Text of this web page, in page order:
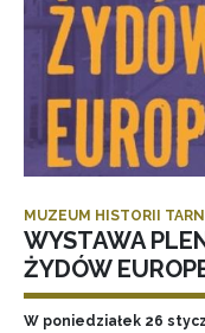
MUZEUM HISTORII
WYSTAWA
ŻYDÓW
W poniedziałek 26